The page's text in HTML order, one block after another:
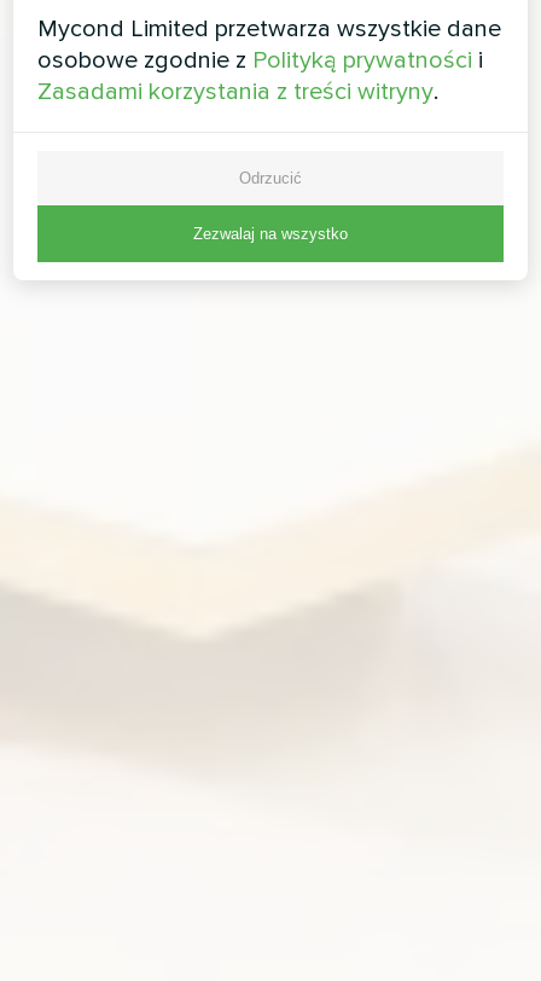
Mycond Limited przetwarza wszystkie dane
osobowe zgodnie z Polityką prywatności i
Zasadami korzystania z treści witryny.
Odrzucić
Zezwalaj na wszystko